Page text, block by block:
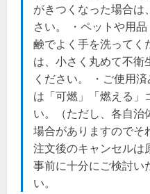
がきつくなった場合は
さい。 ・ペットや用
鹸でよく手を洗ってく
は、小さく丸めて不衛
ください。 ・ご使用
は「可燃」「燃える」
い。（ただし、各自治
場合がありますのでそ
注文後のキャンセルは
事前に十分にご検討い
い。